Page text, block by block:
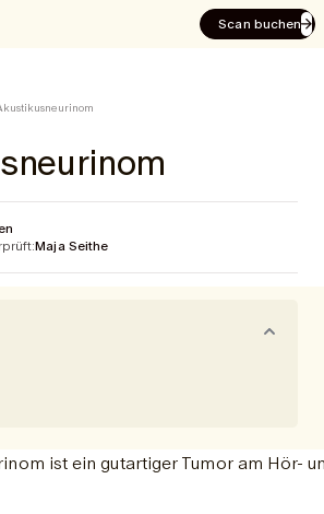
Scan buchen
Maja Seithe
ist ein gutartiger Tumor am Hör-